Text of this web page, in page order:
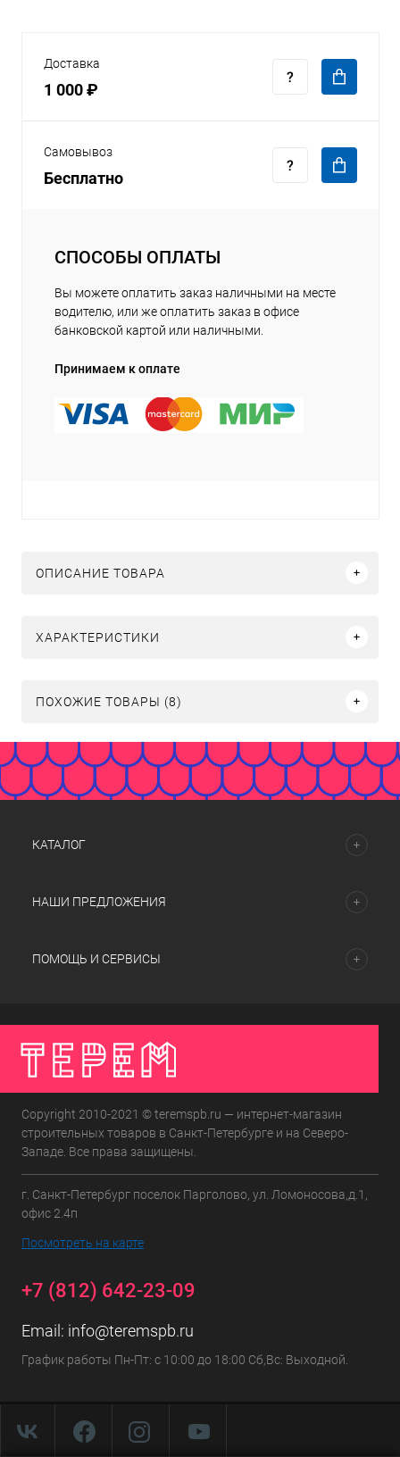
Доставка
1 000 ₽
Самовывоз
Бесплатно
СПОСОБЫ ОПЛАТЫ
Вы можете оплатить заказ наличными на месте
водителю, или же оплатить заказ в офисе
банковской картой или наличными.
Принимаем к оплате
ОПИСАНИЕ ТОВАРА
ХАРАКТЕРИСТИКИ
ПОХОЖИЕ ТОВАРЫ (8)
КАТАЛОГ
НАШИ ПРЕДЛОЖЕНИЯ
ПОМОЩЬ И СЕРВИСЫ
Copyright 2010-2021 © teremspb.ru — интернет-магазин
строительных товаров в Санкт-Петербурге и на Северо-
Западе. Все права защищены.
г. Санкт-Петербург поселок Парголово, ул. Ломоносова,д.1,
офис 2.4п
Посмотреть на карте
+7 (812) 642-23-09
Email: info@teremspb.ru
График работы Пн-Пт: с 10:00 до 18:00 Сб,Вс: Выходной.